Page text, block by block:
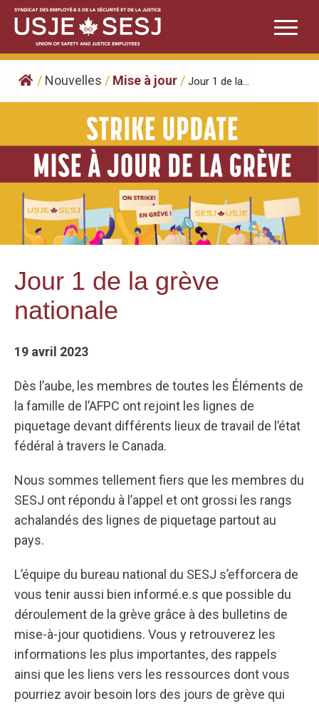
Skip
content
/ Nouvelles / Mise à jour / Jour 1 de la...
Jour 1 de la grève
nationale
19 avril 2023
Dès l’aube, les membres de toutes les Éléments de
la famille de l’AFPC ont rejoint les lignes de
piquetage devant différents lieux de travail de l’état
fédéral à travers le Canada.
Nous sommes tellement fiers que les membres du
SESJ ont répondu à l’appel et ont grossi les rangs
achalandés des lignes de piquetage partout au
pays.
L’équipe du bureau national du SESJ s’efforcera de
vous tenir aussi bien informé.e.s que possible du
déroulement de la grève grâce à des bulletins de
mise-à-jour quotidiens. Vous y retrouverez les
informations les plus importantes, des rappels
ainsi que les liens vers les ressources dont vous
pourriez avoir besoin lors des jours de grève qui